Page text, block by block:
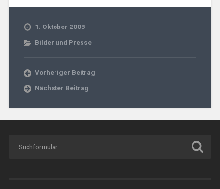
1. Oktober 2008
Bilder und Presse
Vorheriger Beitrag
Nächster Beitrag